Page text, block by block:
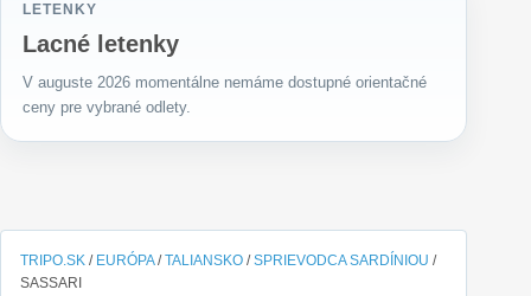
TRIPO.SK / EURÓPA/TALIANSKO /SPRIEVODCA SARDÍNIOU /
SASSARI
LETENKY
Lacné letenky
V auguste 2026 momentálne nemáme dostupné orientačné
ceny pre vybrané odlety.